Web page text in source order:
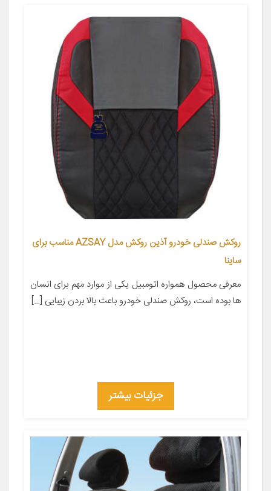
روکش صندلی خودرو آذین روکش مدل AZSAY مناسب برای
ساینا
معرفی محصول همواره اتومبیل یکی از موارد مهم برای انسان
ها بوده است، روکش صندلی خودرو باعث بالا بردن زیبایی […]
جزئیات بیشتر